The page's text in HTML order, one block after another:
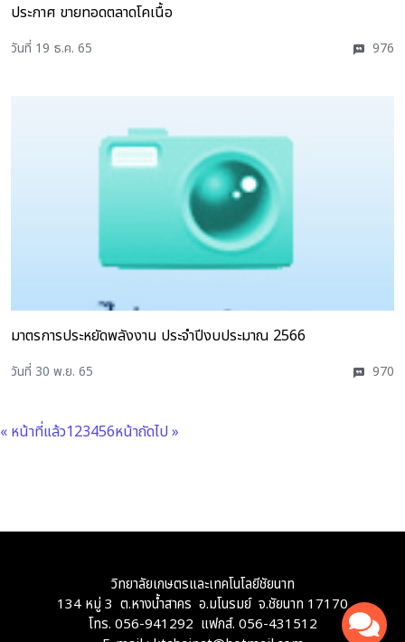
ประกาศ ขายทอดตลาดโคเนื้อ
วันที่ 19 ธ.ค. 65 976
มาตรการประหยัดพลังงาน ประจำปีงบประมาณ 2566
วันที่ 30 พ.ย. 65 970
« หน้าที่แล้ว123456หน้าถัดไป »
วิทยาลัยเกษตรและเทคโนโลยีชัยนาท
134 หมู่ 3 ต.หางน้ำสาคร อ.มโนรมย์ จ.ชัยนาท 17170
โทร. 056-941292 แฟกส์. 056-431512